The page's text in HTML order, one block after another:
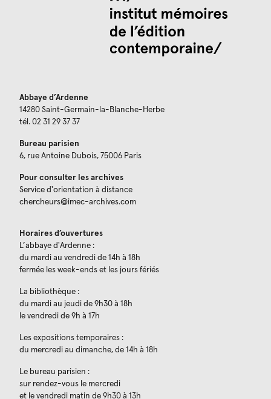
Abbaye d’Ardenne
14280 Saint-Germain-la-Blanche-Herbe
tél. 02 31 29 37 37
Bureau parisien
6, rue Antoine Dubois, 75006 Paris
Pour consulter les archives
Service d'orientation à distance
chercheurs@imec-archives.com
Horaires d’ouvertures
L’abbaye d'Ardenne :
du mardi au vendredi de 14h à 18h
fermée les week-ends et les jours fériés
La bibliothèque :
du mardi au jeudi de 9h30 à 18h
le vendredi de 9h à 17h
Les expositions temporaires :
du mercredi au dimanche, de 14h à 18h
Le bureau parisien :
sur rendez-vous le mercredi
et le vendredi matin de 9h30 à 13h